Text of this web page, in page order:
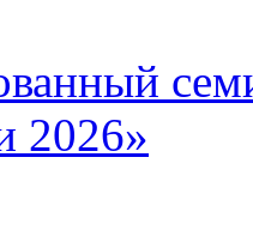
2026»